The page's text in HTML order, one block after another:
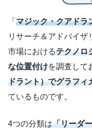
「 マジック・クアド
リサーチ＆アドバイザ
市場におけるテクノロ
な位置付けを調査して
ドラント）でグラフィ
ているものです。
4つの分類は「リーダ